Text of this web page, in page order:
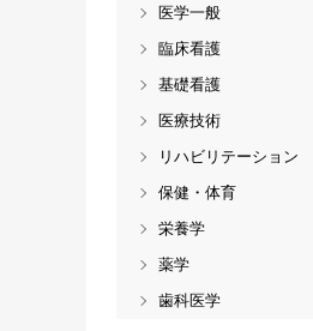
医学一般
臨床看護
基礎看護
医療技術
リハビリテーション
保健・体育
栄養学
薬学
歯科医学